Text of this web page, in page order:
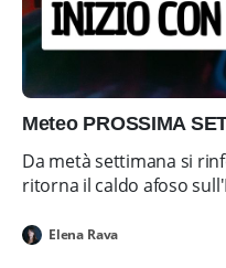
Meteo PROSSIMA
Da metà settimana si
ritorna il caldo afoso
Elena Rava